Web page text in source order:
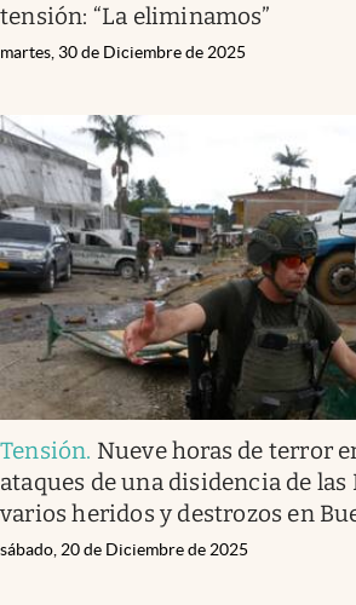
tensión: “La eliminamos”
martes, 30 de Diciembre de 2025
Tensión. Nueve horas de terror
ataques de una disidencia de las
varios heridos y destrozos en
sábado, 20 de Diciembre de 2025